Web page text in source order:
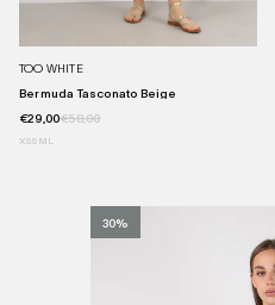
TOO WHITE
Bermuda Tasconato Beige
€29,00€58,00
XSS M L
30%